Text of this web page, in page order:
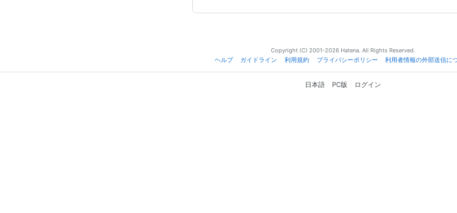
Copyright (C) 2001-2026 Hatena. All Rights Reserved.
ヘルプ
ガイドライン 利用規約 プライバシーポリシー 利用者情報の外部送信に
日本語 PC版 ログイン